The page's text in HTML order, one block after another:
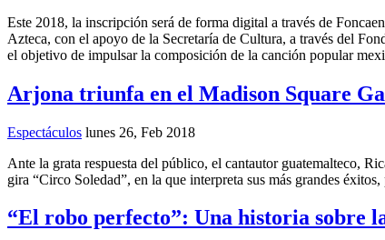
Este 2018, la inscripción será de forma digital a través de
Azteca, con el apoyo de la Secretaría de Cultura, a través del
el objetivo de impulsar la composición de la canción popular
Arjona triunfa en el Madison Square
Espectáculos lunes 26, Feb 2018
Ante la grata respuesta del público, el cantautor guatemalteco,
gira “Circo Soledad”, en la que interpreta sus más grandes
“El robo perfecto”: Una historia sobre